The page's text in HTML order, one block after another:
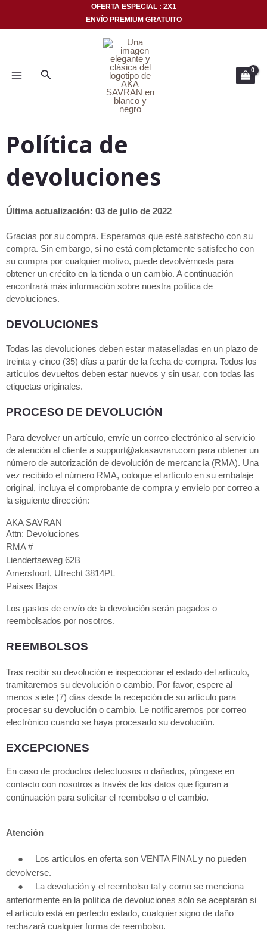
OFERTA ESPECIAL : 2X1
ENVÍO PREMIUM GRATUITO
Buscar
Política de
devoluciones
Última actualización: 03 de julio de 2022
Gracias por su compra. Esperamos que esté satisfecho con su
compra. Sin embargo, si no está completamente satisfecho con
su compra por cualquier motivo, puede devolvérnosla para
obtener un crédito en la tienda o un cambio. A continuación
encontrará más información sobre nuestra política de
devoluciones.
DEVOLUCIONES
Todas las devoluciones deben estar mataselladas en un plazo de
treinta y cinco (35) días a partir de la fecha de compra. Todos los
artículos devueltos deben estar nuevos y sin usar, con todas las
etiquetas originales.
PROCESO DE DEVOLUCIÓN
Para devolver un artículo, envíe un correo electrónico al servicio
de atención al cliente a support@akasavran.com para obtener un
número de autorización de devolución de mercancía (RMA). Una
vez recibido el número RMA, coloque el artículo en su embalaje
original, incluya el comprobante de compra y envíelo por correo a
la siguiente dirección:
AKA SAVRAN
Attn: Devoluciones
RMA #
Liendertseweg 62B
Amersfoort, Utrecht 3814PL
Países Bajos
Los gastos de envío de la devolución serán pagados o
reembolsados por nosotros.
REEMBOLSOS
Tras recibir su devolución e inspeccionar el estado del artículo,
tramitaremos su devolución o cambio. Por favor, espere al
menos siete (7) días desde la recepción de su artículo para
procesar su devolución o cambio. Le notificaremos por correo
electrónico cuando se haya procesado su devolución.
EXCEPCIONES
En caso de productos defectuosos o dañados, póngase en
contacto con nosotros a través de los datos que figuran a
continuación para solicitar el reembolso o el cambio.
Atención
●
Los artículos en oferta son VENTA FINAL y no pueden
devolverse.
●
La devolución y el reembolso tal y como se menciona
anteriormente en la política de devoluciones sólo se aceptarán si
el artículo está en perfecto estado, cualquier signo de daño
rechazará cualquier forma de reembolso.